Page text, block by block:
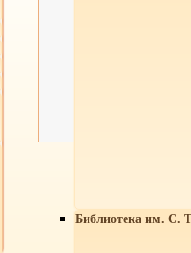
Библиотека им. С.